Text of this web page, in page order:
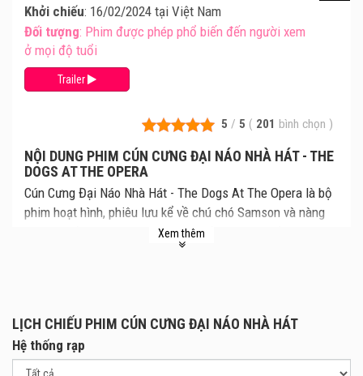
5 / 5 ( 201 bình chọn )
NỘI DUNG PHIM CÚN CƯNG ĐẠI NÁO NHÀ HÁT - THE
DOGS AT THE OPERA
Cún Cưng Đại Náo Nhà Hát - The Dogs At The Opera là bộ
phim hoạt hình, phiêu lưu kể về chú chó Samson và nàng
cún xinh đẹp Margot khi vô tình vướng vào vụ trộm vương
miện kim cương của nữ diễn viên Anastasia. Cùng xem
Phim.
Chú chó lang thang Samson tình cờ lạc vào không gian
Xem thêm
Khởi chiếu: 16/02/2024 tại Việt Nam
Đối tượng: Phim được phép phổ biến đến người xem
ở mọi độ tuổi
Trailer
LỊCH CHIẾU PHIM CÚN CƯNG ĐẠI NÁO NHÀ HÁT
Hệ thống rạp